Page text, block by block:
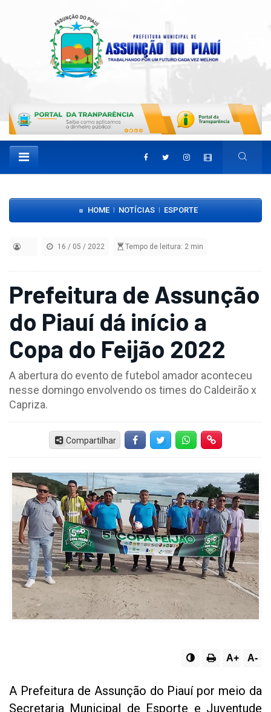
HOME NOTÍCIAS ESPORTE
16 / 05 / 2022 Tempo de leitura: 2 min
Prefeitura de Assunção
do Piauí dá início a
Copa do Feijão 2022
A abertura do evento de futebol amador aconteceu
nesse domingo envolvendo os times do Caldeirão x
Capriza.
Compartilhar FacebookTwitter Whatsapp
A+ A-
A Prefeitura de Assunção do Piauí por meio da
Secretaria Municipal de Esporte e Juventude